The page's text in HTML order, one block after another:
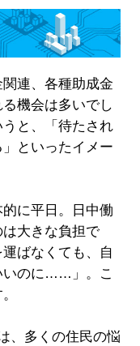
連、各種助成金
機会は多いでし
と、「待たされ
といったイメー
に平日。日中働
大きな負担で
ばなくても、自
いのに……」。こ
、多くの住民の悩